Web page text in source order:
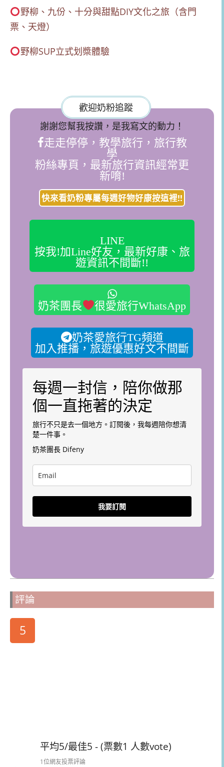
野柳、九份、十分與甜點DIY文化之旅（含門
票、天燈）
野柳SUP立式划槳體驗
歡迎奶粉追蹤
謝謝您幫我按讚，是我寫文的動力！
走走停停，教學旅行，旅行教
學
粉絲專頁，最新旅行資訊經常更
新唷!
快來看奶粉專屬每週好物好康按這裡!!
LINE
按我!加Line好友，最新好康、旅
遊資訊不間斷!!
奶茶團長 很愛旅行WhatsApp
奶茶愛旅行TG頻道
加入推播，旅遊優惠好文不間斷
每週一封信，陪你做那
個一直拖著的決定
旅行不只是去一個地方。訂閱後，我每週陪你想清
楚一件事。
奶茶團長 Difeny
我要訂閱
評論
5
平均5/最佳5 - (票數1 人數vote)
1位網友投票評論